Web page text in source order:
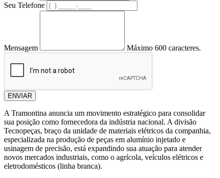
Seu Telefone
Mensagem Máximo 600 caracteres.
ENVIAR
A Tramontina anuncia um movimento estratégico para consolidar
sua posição como fornecedora da indústria nacional. A divisão
Tecnopeças, braço da unidade de materiais elétricos da companhia,
especializada na produção de peças em alumínio injetado e
usinagem de precisão, está expandindo sua atuação para atender
novos mercados industriais, como o agrícola, veículos elétricos e
eletrodomésticos (linha branca).